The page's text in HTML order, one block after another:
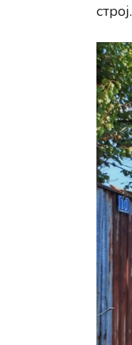
строј.